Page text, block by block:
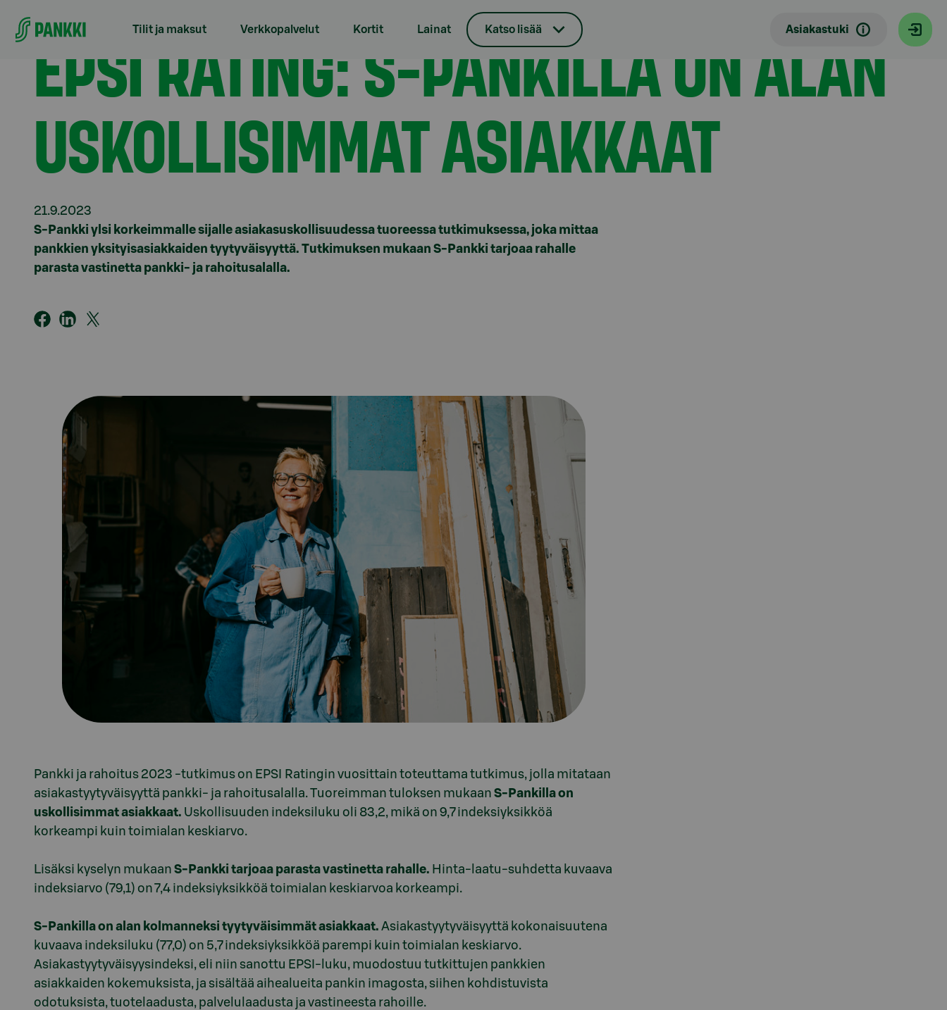
Tilit ja maksut Verkkopalvelut Kortit Lainat Katso lisää Asiakastuki
EPSI RATING: S-PANKILLA ON ALAN
USKOLLISIMMAT ASIAKKAAT
21.9.2023
S-Pankki ylsi korkeimmalle sijalle asiakasuskollisuudessa tuoreessa tutkimuksessa, joka mittaa
pankkien yksityisasiakkaiden tyytyväisyyttä. Tutkimuksen mukaan S-Pankki tarjoaa rahalle
parasta vastinetta pankki- ja rahoitusalalla.
Pankki ja rahoitus 2023 -tutkimus on EPSI Ratingin vuosittain toteuttama tutkimus, jolla mitataan
asiakastyytyväisyyttä pankki- ja rahoitusalalla. Tuoreimman tuloksen mukaan S-Pankilla on
uskollisimmat asiakkaat. Uskollisuuden indeksiluku oli 83,2, mikä on 9,7 indeksiyksikköä
korkeampi kuin toimialan keskiarvo.
Lisäksi kyselyn mukaan S-Pankki tarjoaa parasta vastinetta rahalle. Hinta-laatu-suhdetta kuvaava
indeksiarvo (79,1) on 7,4 indeksiyksikköä toimialan keskiarvoa korkeampi.
S-Pankilla on alan kolmanneksi tyytyväisimmät asiakkaat. Asiakastyytyväisyyttä kokonaisuutena
kuvaava indeksiluku (77,0) on 5,7 indeksiyksikköä parempi kuin toimialan keskiarvo.
Asiakastyytyväisyysindeksi, eli niin sanottu EPSI-luku, muodostuu tutkittujen pankkien
asiakkaiden kokemuksista, ja sisältää aihealueita pankin imagosta, siihen kohdistuvista
odotuksista, tuotelaadusta, palvelulaadusta ja vastineesta rahoille.